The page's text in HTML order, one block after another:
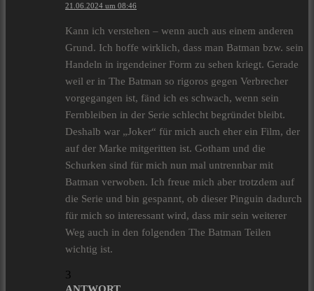
21.06.2024 um 08:46
Kann ich verstehen – wenn auch aus einem anderen
Grund. Ich hoffe wirklich, dass man Batman bzw. sein
Handeln in irgendeiner Form zu sehen kriegt. Gerade
weil er in The Batman so rigoros gegen Verbrecher
vorgegangen ist, fänd ich es schwach, wenn sein
Fernbleiben in der Serie schlecht begründet bleibt.
Deshalb war „Joker“ für mich auch eher ein Film, der
auf der Marke mitgeritten ist. Gotham und die
Schurken sind für mich nun mal untrennbar mit
Batman verwoben. Ich freue mich aber trotzdem auf
die Serie und bin gespannt, ob dieser Pinguin dadurch
für mich so interessant wird, dass mir sein weiterer
Weg auch in den folgenden The Batman Teilen
wichtig ist.
3